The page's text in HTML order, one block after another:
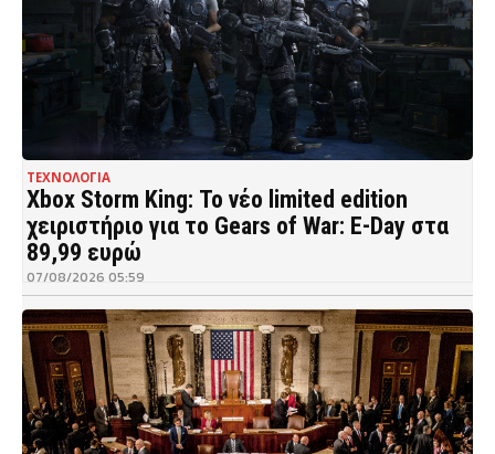
ΤΕΧΝΟΛΟΓΙΑ
Xbox Storm King: Το νέο limited edition
χειριστήριο για το Gears of War: E-Day στα
89,99 ευρώ
07/08/2026 05:59